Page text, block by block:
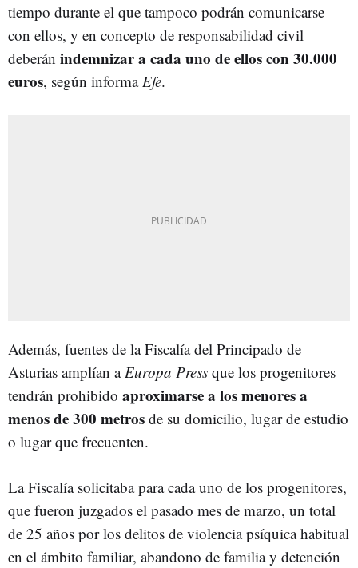
tiempo durante el que tampoco podrán comunicarse
con ellos, y en concepto de responsabilidad civil
deberán indemnizar a cada uno de ellos con 30.000
euros, según informa Efe.
Además, fuentes de la Fiscalía del Principado de
Asturias amplían a Europa Press que los progenitores
tendrán prohibido aproximarse a los menores a
menos de 300 metros de su domicilio, lugar de estudio
o lugar que frecuenten.
La Fiscalía solicitaba para cada uno de los progenitores,
que fueron juzgados el pasado mes de marzo, un total
de 25 años por los delitos de violencia psíquica habitual
en el ámbito familiar, abandono de familia y detención